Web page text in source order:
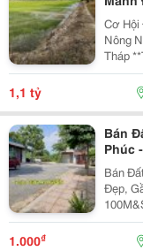
Châu
Cơ Hội
Nông
Tháp
Mảnh
1,1 tỷ
Bán
Phúc
Bán Đất
Đẹp,
Đường
Vĩnh
1.000₫